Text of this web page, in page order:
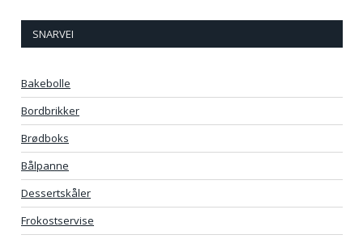
SNARVEI
Bakebolle
Bordbrikker
Brødboks
Bålpanne
Dessertskåler
Frokostservise